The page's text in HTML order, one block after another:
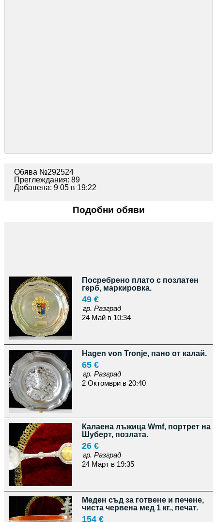
Обява №292524
Преглеждания: 89
Добавена: 9 05 в 19:22
Подобни обяви
Посребрено плато с позлатен
герб, маркировка.
49 €
гр. Разград
24 Май в 10:34
Hagen von Tronje, пано от калай.
65 €
гр. Разград
2 Октомври в 20:40
Калаена лъжица Wmf, портрет на
Шуберт, позлата.
26 €
гр. Разград
24 Март в 19:35
Меден съд за готвене и печене,
чиста червена мед 1 кг., печат.
154 €